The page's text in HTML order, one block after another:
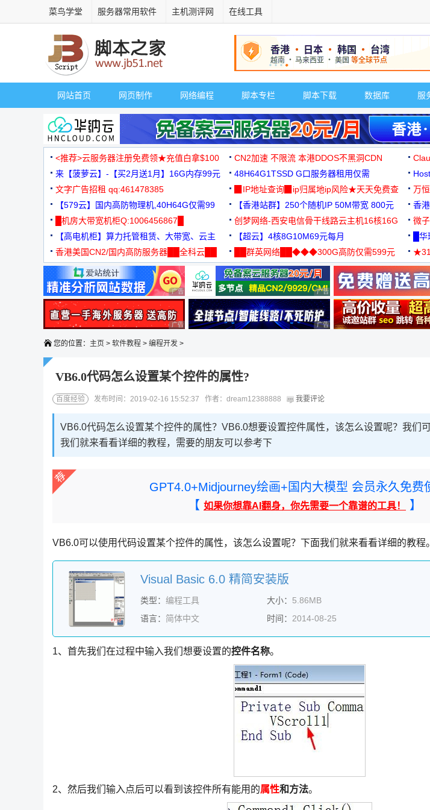
菜鸟学堂 服务器常用软件 主机测评网 在线工具
网站首页 网页制作 网络编程 脚本专栏 脚本下载 数据库 服
<推荐>云服务器注册免费领★充值白拿$100 CN2加速 不限流 本港DDOS不黑洞CDN
来【菠萝云】-【买2月送1月】16G内存99元
48H64G1TSSD G口服务器租用仅需
3000+可免费测试
文字广告招租 qq:461478385
▉IP地址查询▉ip归属地ip风险★天天免费查
万
99
【579云】国内高防物理机,40H64G仅需99
元
【香港站群】250个随机IP 50M带宽 800元 香
█机房大带宽机柜Q:1006456867█
创梦网络-西安电信骨干线路云主机16核16G
88元/月
微
【高电机柜】算力托管租赁、大带宽、云主
机
【超云】4核8G10M69元每月 █
香港美国CN2/国内高防服务器██全科云██
██群英网络██◆◆◆300G高防仅需599元
◆◆◆
用◆
广告 商业广告，理性选择 广告 商业广告，理性选择
广告 商业广告，理性选择 广告 商业广告，理性选择
您的位置： 主页 > 软件教程 > 编程开发 >
VB6.0代码怎么设置某个控件的属性?
百度经验 发布时间：2019-02-16 15:52:37 作者：dream12388888 我要评论
VB6.0代码怎么设置某个控件的属性？VB6.0想要设置控件属性，该怎么设置呢？我们
我们就来看看详细的教程，需要的朋友可以参考下
GPT4.0+Midjourney绘画+国内大模型 会员永久免费
【 如果你想靠AI翻身，你先需要一个靠谱的工具！ 】
VB6.0可以使用代码设置某个控件的属性，该怎么设置呢？下面我们就来看看详细的教程。
Visual Basic 6.0 精简安装版
类型： 编程工具 大小： 5.86MB
语言： 简体中文 时间： 2014-08-25
1、首先我们在过程中输入我们想要设置的控件名称。
2、然后我们输入点后可以看到该控件所有能用的属性和方法。